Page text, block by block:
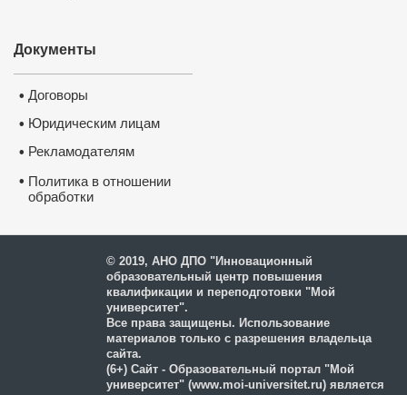
Документы
• Договоры
• Юридическим лицам
• Рекламодателям
• Политика в отношении
обработки
© 2019, АНО ДПО "Инновационный
образовательный центр повышения
квалификации и переподготовки "Мой
университет".
Все права защищены. Использование
материалов только с разрешения владельца
сайта.
(6+) Сайт - Образовательный портал "Мой
университет" (www.moi-universitet.ru) является